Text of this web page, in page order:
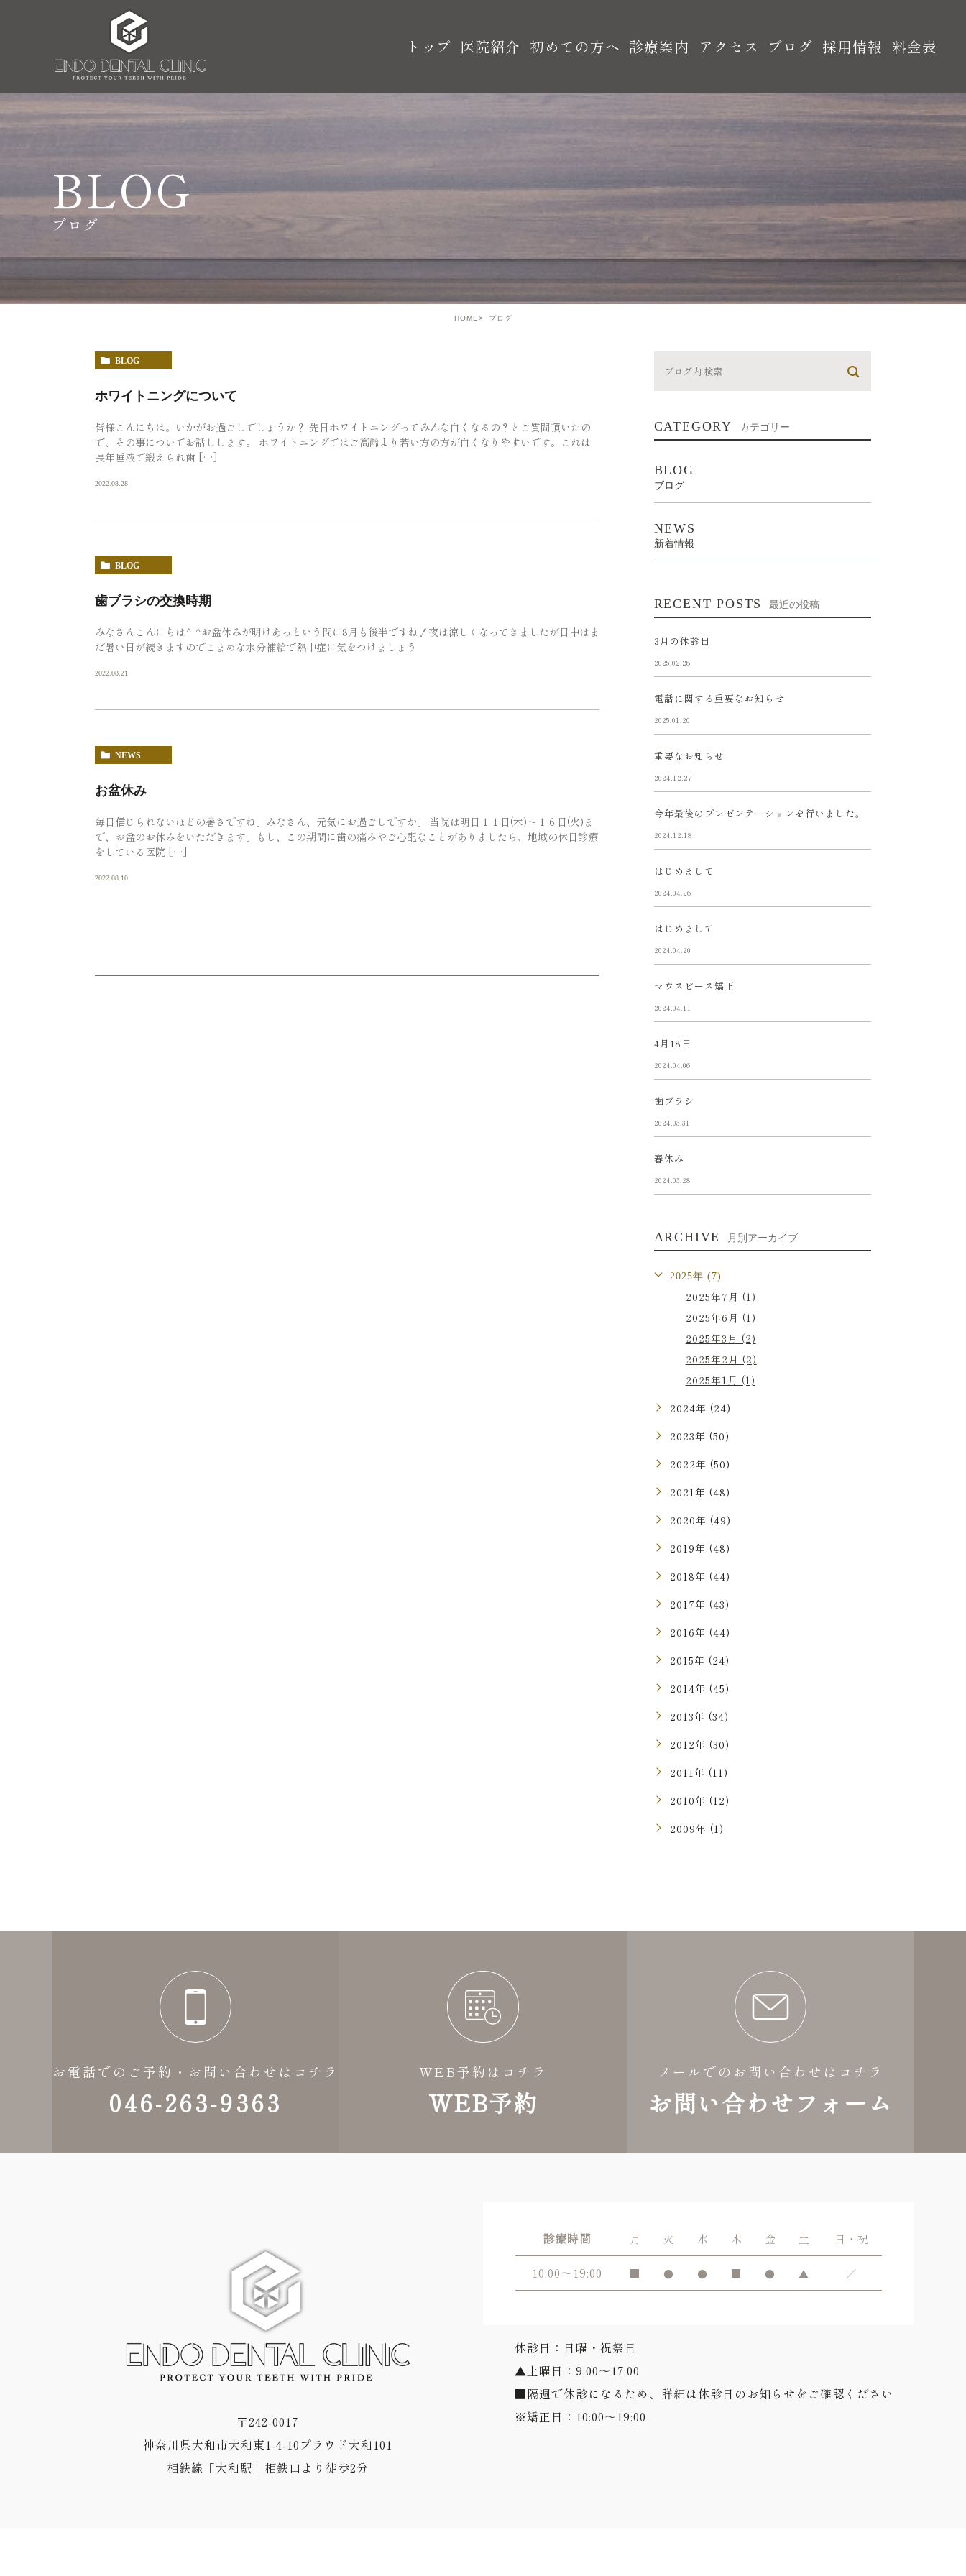
トップ 医院紹介 初めての方へ 診療案内 アクセス ブログ 採用情報 料金表
BLOG
ブログ
HOME ブログ
BLOG
ホワイトニングについて
皆様こんにちは。いかがお過ごしでしょうか？ 先日ホワイトニングってみんな白くなるの？とご質問頂いたの
で、その事についでお話しします。 ホワイトニングではご高齢より若い方の方が白くなりやすいです。これは
長年唾液で鍛えられ歯 […]
2022.08.28
BLOG
歯ブラシの交換時期
みなさんこんにちは^ ^お盆休みが明けあっという間に8月も後半ですね！夜は涼しくなってきましたが日中はま
だ暑い日が続きますのでこまめな水分補給で熱中症に気をつけましょう
2022.08.21
NEWS
お盆休み
毎日信じられないほどの暑さですね。みなさん、元気にお過ごしですか。 当院は明日１１日(木)～１６日(火)ま
で、お盆のお休みをいただきます。もし、この期間に歯の痛みやご心配なことがありましたら、地域の休日診療
をしている医院 […]
2022.08.10
CATEGORY カテゴリー
BLOG
ブログ
NEWS
新着情報
RECENT POSTS 最近の投稿
3月の休診日
2025.02.28
電話に関する重要なお知らせ
2025.01.20
重要なお知らせ
2024.12.27
今年最後のプレゼンテーションを行いました。
2024.12.18
はじめまして
2024.04.26
はじめまして
2024.04.20
マウスピース矯正
2024.04.11
4月18日
2024.04.06
歯ブラシ
2024.03.31
春休み
2024.03.28
ARCHIVE 月別アーカイブ
2025年 (7)
2025年7月 (1)
2025年6月 (1)
2025年3月 (2)
2025年2月 (2)
2025年1月 (1)
2024年 (24)
2023年 (50)
2022年 (50)
2021年 (48)
2020年 (49)
2019年 (48)
2018年 (44)
2017年 (43)
2016年 (44)
2015年 (24)
2014年 (45)
2013年 (34)
2012年 (30)
2011年 (11)
2010年 (12)
2009年 (1)
お電話でのご予約・お問い合わせはコチラ
046-263-9363
WEB予約はコチラ
WEB予約
メールでのお問い合わせはコチラ
お問い合わせフォーム
〒242-0017
神奈川県大和市大和東1-4-10プラウド大和101
相鉄線「大和駅」相鉄口より徒歩2分
診療時間 月 火 水 木 金 土 日・祝
10:00～19:00 ■ ● ● ■ ● ▲ ／
休診日：日曜・祝祭日
▲土曜日：9:00～17:00
■隔週で休診になるため、詳細は休診日のお知らせをご確認ください
※矯正日：10:00～19:00